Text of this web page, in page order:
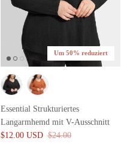
Um 50% reduziert
Essential Strukturiertes
Langarmhemd mit V-Ausschnitt
$12.00 USD $24.00